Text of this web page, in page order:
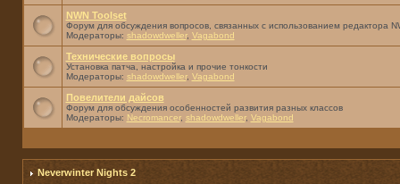
NWN Toolset
Форум для обсуждения вопросов, связанных с использованием редактора
Модераторы: shadowdweller, Vagabond
Технические вопросы
Установка патча, настройка и прочие тонкости
Модераторы: shadowdweller, Vagabond
Повелители дайсов
Форум для обсуждения особенностей развития разных классов
Модераторы: Necromancer, shadowdweller, Vagabond
Neverwinter Nights 2